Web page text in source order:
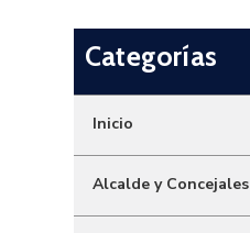
Categorías
Inicio
Alcalde y Concejales